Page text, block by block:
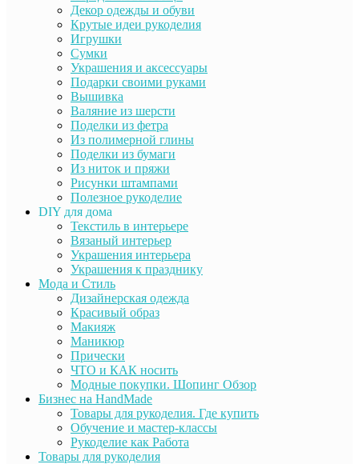
Декор одежды и обуви
Крутые идеи рукоделия
Игрушки
Сумки
Украшения и аксессуары
Подарки своими руками
Вышивка
Валяние из шерсти
Поделки из фетра
Из полимерной глины
Поделки из бумаги
Из ниток и пряжи
Рисунки штампами
Полезное рукоделие
DIY для дома
Текстиль в интерьере
Вязаный интерьер
Украшения интерьера
Украшения к празднику
Мода и Стиль
Дизайнерская одежда
Красивый образ
Макияж
Маникюр
Прически
ЧТО и КАК носить
Модные покупки. Шопинг Обзор
Бизнес на HandMade
Товары для рукоделия. Где купить
Обучение и мастер-классы
Рукоделие как Работа
Товары для рукоделия